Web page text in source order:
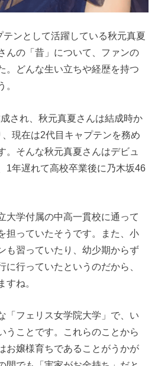
ンとして活躍している秋元真夏
んの「昔」について、ファンの
。どんな生い立ちや経歴を持つ
。
され、秋元真夏さんは結成時か
現在は2代目キャプテンを務め
。そんな秋元真夏さんはデビュ
1年遅れて高校卒業後に乃木坂46
大学付属の中高一貫校に通って
担っていたそうです。また、小
も習っていたり、幼少期からず
に行っていたというのだから、
すね。
「フェリス女学院大学」で、い
うことです。これらのことから
お嬢様育ちであることがうかが